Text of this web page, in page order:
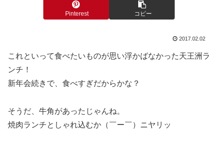
Pinterest コピー
2017.02.02
これといって食べたいものが思い浮かばなかった天王洲ラ
ンチ！
新年会続きで、食べすぎだからかな？
そうだ、牛角があったじゃんね。
焼肉ランチとしゃれ込むか（￣ー￣）ニヤリッ